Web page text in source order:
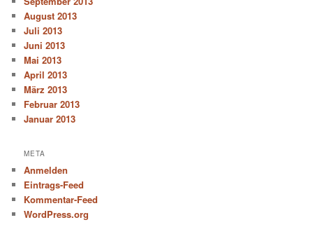
August 2013
Juli 2013
Juni 2013
Mai 2013
April 2013
März 2013
Februar 2013
Januar 2013
META
Anmelden
Eintrags-Feed
Kommentar-Feed
WordPress.org